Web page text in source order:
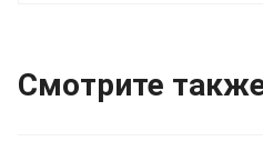
Смотрите